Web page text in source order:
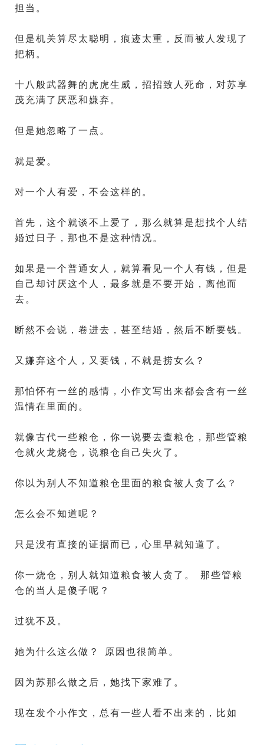
担当。
但是机关算尽太聪明，痕迹太重，反而被人发现了
把柄。
十八般武器舞的虎虎生威，招招致人死命，对苏享
茂充满了厌恶和嫌弃。
但是她忽略了一点。
就是爱。
对一个人有爱，不会这样的。
首先，这个就谈不上爱了，那么就算是想找个人结
婚过日子，那也不是这种情况。
如果是一个普通女人，就算看见一个人有钱，但是
自己却讨厌这个人，最多就是不要开始，离他而
去。
断然不会说，卷进去，甚至结婚，然后不断要钱。
又嫌弃这个人，又要钱，不就是捞女么？
那怕怀有一丝的感情，小作文写出来都会含有一丝
温情在里面的。
就像古代一些粮仓，你一说要去查粮仓，那些管粮
仓就火龙烧仓，说粮仓自己失火了。
你以为别人不知道粮仓里面的粮食被人贪了么？
怎么会不知道呢？
只是没有直接的证据而已，心里早就知道了。
你一烧仓，别人就知道粮食被人贪了。 那些管粮
仓的当人是傻子呢？
过犹不及。
她为什么这么做？ 原因也很简单。
因为苏那么做之后，她找下家难了。
现在发个小作文，总有一些人看不出来的，比如